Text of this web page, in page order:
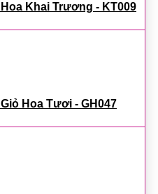
Hoa Khai Trương - KT009
Giỏ Hoa Tươi - GH047